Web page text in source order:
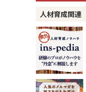
人材育成関連